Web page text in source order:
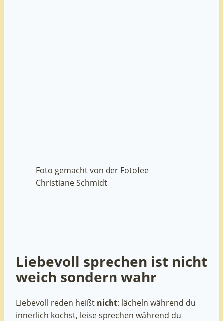
Foto gemacht von der Fotofee
Christiane Schmidt
Liebevoll sprechen ist nicht
weich sondern wahr
Liebevoll reden heißt nicht: lächeln während du
innerlich kochst, leise sprechen während du